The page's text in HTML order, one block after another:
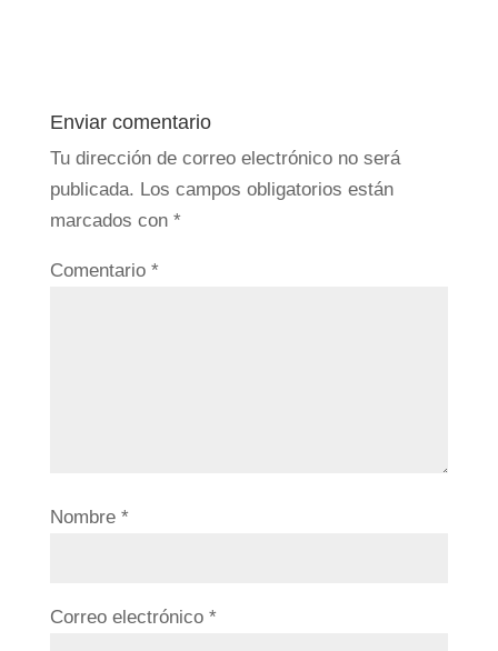
Enviar comentario
Tu dirección de correo electrónico no será
publicada. Los campos obligatorios están
marcados con *
Comentario *
Nombre *
Correo electrónico *